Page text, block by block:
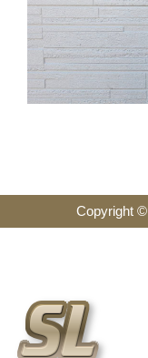
Copyright ©